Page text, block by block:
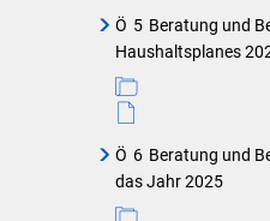
Ö 5 Beratung und
Haushaltsplanes
Ö 6 Beratung und
das Jahr 2025